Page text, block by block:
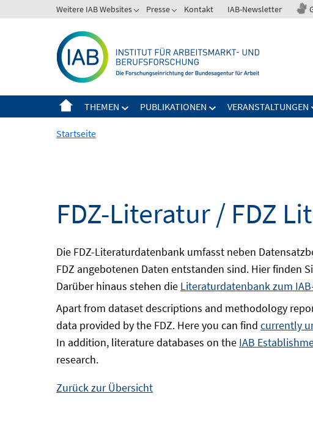
zum
Weitere IAB Websites Presse Kontakt IAB-Newsletter
THEMEN PUBLIKATIONEN VERANSTALTUNGEN
Startseite
FDZ-Literatur / FDZ
Die FDZ-Literaturdatenbank umfasst neben
FDZ angebotenen Daten entstanden sind. Hier finden
Darüber hinaus stehen die Literaturdatenbank zum
Apart from dataset descriptions and methodology
data provided by the FDZ. Here you can find currently
In addition, literature databases on the IAB
research.
Zurück zur Übersicht